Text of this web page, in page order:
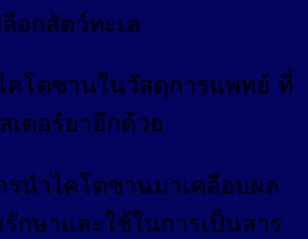
อกสัตว์ทะเล
คโตซานในวัสดุการแพทย์ ที่
เตอร์ยาอีกด้วย
รนำไคโตซานมาเคลือบผล
กษาและใช้ในการเป็นสาร